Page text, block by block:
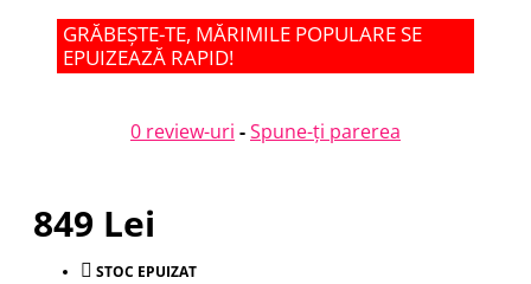
GRĂBEȘTE-TE, MĂRIMILE POPULARE SE
EPUIZEAZĂ RAPID!
0 review-uri -Spune-ţi parerea
849 Lei
STOC EPUIZAT